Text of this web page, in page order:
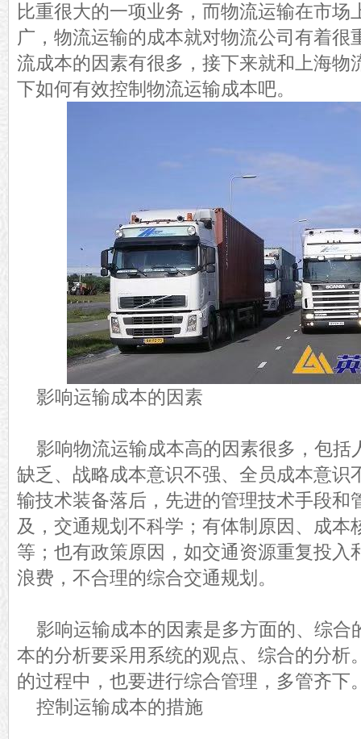
比重很大的一项业务，而物流运输在市场
广，物流运输的成本就对物流公司有着很
流成本的因素有很多，接下来就和上海物
下如何有效控制物流运输成本吧。
影响运输成本的因素
影响物流运输成本高的因素很多，包括
缺乏、战略成本意识不强、全员成本意识
输技术装备落后，先进的管理技术手段和
及，交通规划不科学；有体制原因、成本
等；也有政策原因，如交通资源重复投入
浪费，不合理的综合交通规划。
影响运输成本的因素是多方面的、综合
本的分析要采用系统的观点、综合的分析
的过程中，也要进行综合管理，多管齐下
控制运输成本的措施